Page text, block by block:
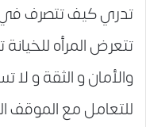
تدري كيف تتصرف
تتعرض المرأه
والأمان و الثقة و
للتعامل مع الموقف